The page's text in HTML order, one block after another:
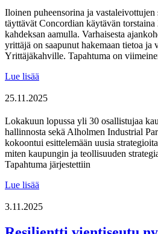
Iloinen puheensorina ja
täyttävät Concordian käytävän
kahdeksan aamulla. Varhaisesta
yrittäjä on saapunut hakemaan tietoa ja
Yrittäjäkahville. Tapahtuma on
Lue lisää
ja
liiketoimintamahdollisuudet
herättivät
keskustelua
Pietarsaaren
Yrittäjäkahvilla
25.11.2025
Lokakuun lopussa yli 30 osallistujaa
hallinnosta sekä Alholmen Industrial
kokoontui esittelemään uusia
miten kaupungin ja teollisuuden
Tapahtuma järjestettiin
Lue lisää
3.11.2025